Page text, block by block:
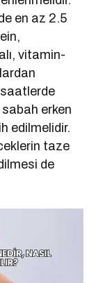
en az 2.5
vitamin-
saatlerde
sabah erken
edilmelidir.
taze
de